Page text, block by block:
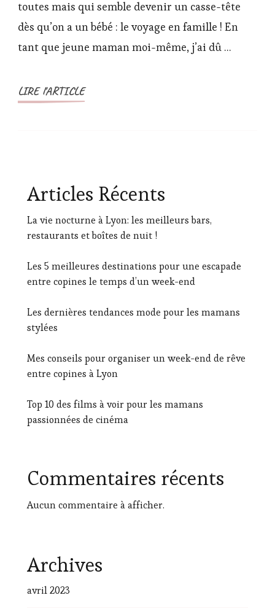
voyage
pour
toutes mais qui semble devenir un casse-tête
dès qu’on a un bébé : le voyage en famille ! En
tant que jeune maman moi-même, j’ai dû …
LIRE l'ARTICLE
Articles Récents
La vie nocturne à Lyon: les meilleurs bars,
restaurants et boîtes de nuit !
Les 5 meilleures destinations pour une escapade
entre copines le temps d’un week-end
Les dernières tendances mode pour les mamans
stylées
Mes conseils pour organiser un week-end de rêve
entre copines à Lyon
Top 10 des films à voir pour les mamans
passionnées de cinéma
Commentaires récents
Aucun commentaire à afficher.
Archives
avril 2023